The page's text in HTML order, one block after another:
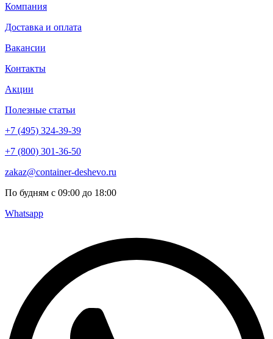
Компания
Доставка и оплата
Вакансии
Контакты
Акции
Полезные статьи
+7 (495) 324-39-39
+7 (800) 301-36-50
zakaz@container-deshevo.ru
По будням с 09:00 до 18:00
Whatsapp